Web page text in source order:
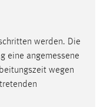
werden. Die
eine angemessene
wegen
Social Media
werden von diesen